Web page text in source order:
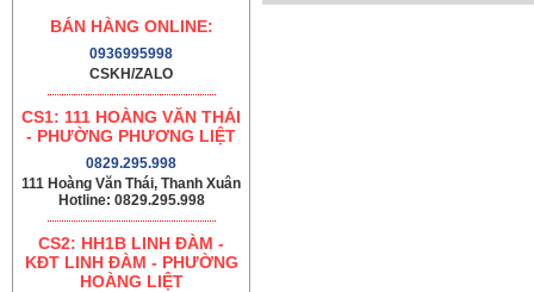
BÁN HÀNG ONLINE:
0936995998
CSKH/ZALO
CS1: 111 HOÀNG VĂN THÁI
- PHƯỜNG PHƯƠNG LIỆT
0829.295.998
111 Hoàng Văn Thái, Thanh Xuân
Hotline: 0829.295.998
CS2: HH1B LINH ĐÀM -
KĐT LINH ĐÀM - PHƯỜNG
HOÀNG LIỆT